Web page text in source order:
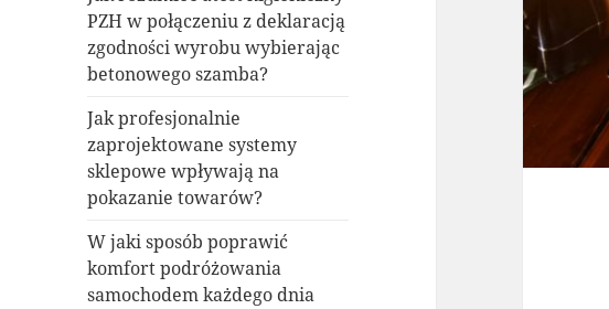
PZH w połączeniu z deklaracją
zgodności wyrobu wybierając
betonowego szamba?
Jak profesjonalnie
zaprojektowane systemy
sklepowe wpływają na
pokazanie towarów?
W jaki sposób poprawić
komfort podróżowania
samochodem każdego dnia